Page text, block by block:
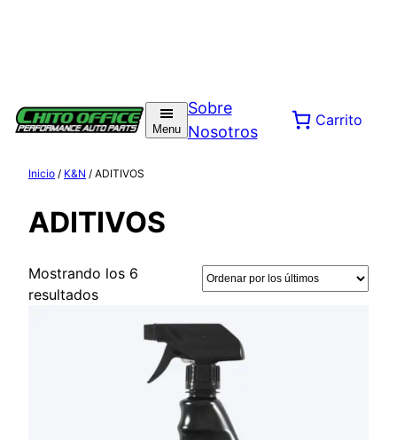
Menu
Sobre
Nosotros
Carrito
Inicio / K&N / ADITIVOS
ADITIVOS
Mostrando los 6
resultadosOrdenado